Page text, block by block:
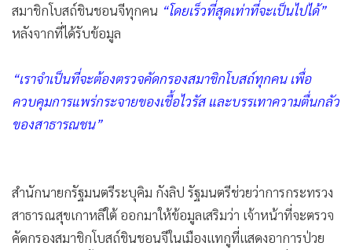
สมาชิกโบสถ์ชินชอนจีทุกคน “โดยเร็วที่สุดเท่าที่จะเป็นไปได้”
หลังจากที่ได้รับข้อมูล
“เราจำเป็นที่จะต้องตรวจคัดกรองสมาชิกโบสถ์ทุกคน เพื่อ
ควบคุมการแพร่กระจายของเชื้อไวรัส และบรรเทาความตื่นกลัว
ของสาธารณชน”
สำนักนายกรัฐมนตรีระบุคิม กังลิป รัฐมนตรีช่วยว่าการกระทรวง
สาธารณสุขเกาหลีใต้ ออกมาให้ข้อมูลเสริมว่า เจ้าหน้าที่จะตรวจ
คัดกรองสมาชิกโบสถ์ชินชอนจีในเมืองแทกูที่แสดงอาการป่วย